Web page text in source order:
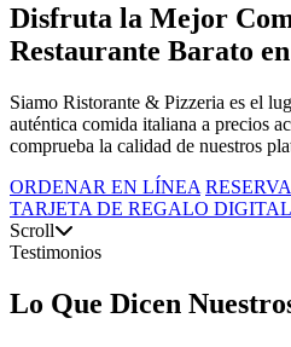
Disfruta la Mejor
Restaurante Barato
Siamo Ristorante & Pizzeria es el
auténtica comida italiana a precios
comprueba la calidad de nuestros
ORDENAR EN LÍNEA
TARJETA DE REGALO DIGITAL
Scroll
Testimonios
Lo Que Dicen